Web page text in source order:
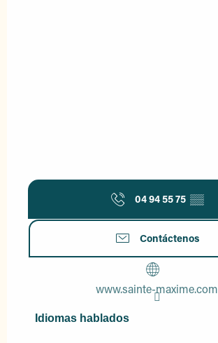
04 94 55 75 ▒▒
Contáctenos
www.sainte-maxime.com
Idiomas hablados
Idiomas hablados